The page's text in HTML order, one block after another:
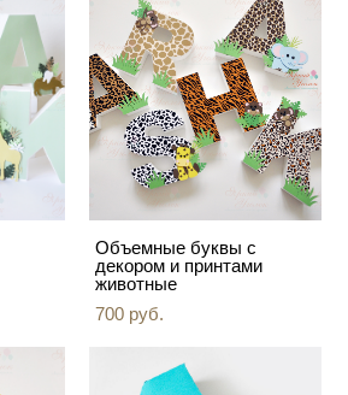
Объемные буквы с
декором и принтами
животные
700 pуб.